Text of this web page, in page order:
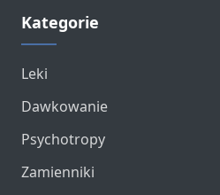
Kategorie
Leki
Dawkowanie
Psychotropy
Zamienniki